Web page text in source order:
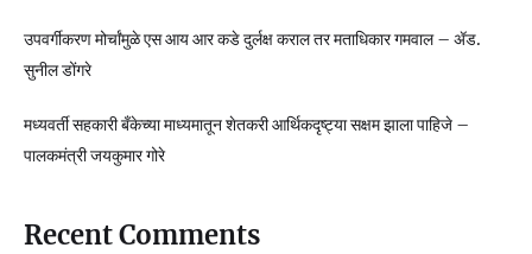
उपवर्गीकरण मोर्चांमुळे एस आय आर कडे दुर्लक्ष कराल तर मताधिकार गमवाल – ॲड.
सुनील डोंगरे
मध्यवर्ती सहकारी बँकेच्या माध्यमातून शेतकरी आर्थिकदृष्ट्या सक्षम झाला पाहिजे –
पालकमंत्री जयकुमार गोरे
Recent Comments